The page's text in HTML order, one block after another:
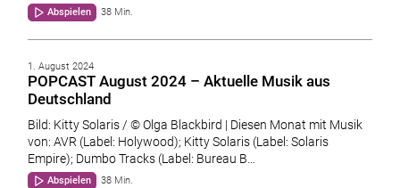
Abspielen 38 Min.
1. August 2024
POPCAST August 2024 – Aktuelle Musik aus
Deutschland
Bild: Kitty Solaris / © Olga Blackbird | Diesen Monat mit Musik
von: AVR (Label: Holywood); Kitty Solaris (Label: Solaris
Empire); Dumbo Tracks (Label: Bureau B…
Abspielen 38 Min.